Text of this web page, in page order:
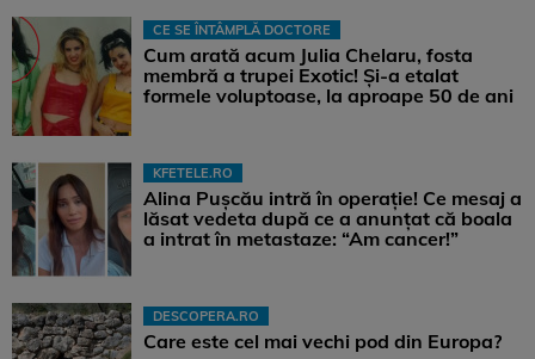
CE SE ÎNTÂMPLĂ DOCTORE
Cum arată acum Julia Chelaru, fosta
membră a trupei Exotic! Și-a etalat
formele voluptoase, la aproape 50 de ani
KFETELE.RO
Alina Pușcău intră în operație! Ce mesaj a
lăsat vedeta după ce a anunțat că boala
a intrat în metastaze: “Am cancer!”
DESCOPERA.RO
Care este cel mai vechi pod din Europa?